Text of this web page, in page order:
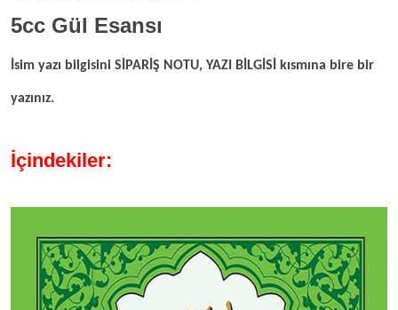
5cc Gül Esansı
İsim yazı bilgisini SİPARİŞ NOTU, YAZI BİLGİSİ kısmına bire bir
yazınız.
İçindekiler: